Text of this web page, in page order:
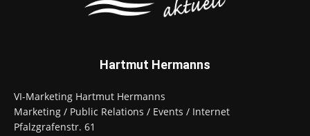
Hartmut Hermanns
VI-Marketing Hartmut Hermanns
Marketing / Public Relations / Events / Internet
Pfalzgrafenstr. 61